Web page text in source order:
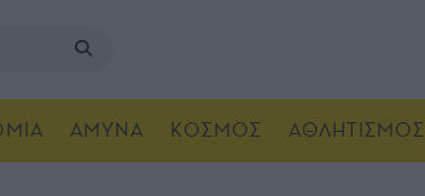
ΑΜΥΝΑ ΚΟΣΜΟΣ ΑΘΛΗΤΙΣΜΟΣ